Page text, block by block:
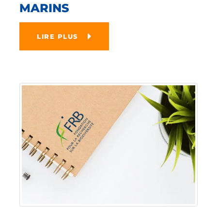
MARINS
LIRE PLUS